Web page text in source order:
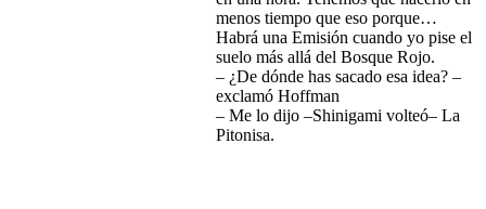
menos tiempo que eso porque…
Habrá una Emisión cuando yo pise el
suelo más allá del Bosque Rojo.
– ¿De dónde has sacado esa idea? –
exclamó Hoffman
– Me lo dijo –Shinigami volteó– La
Pitonisa.